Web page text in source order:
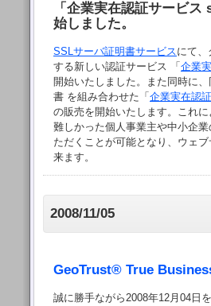
「企業実在認証サービ
始しました。
SSLサーバ証明書サービスにて、
する新しい認証サービス 「 企業
開始いたしました。また同時に
書 を組み合わせた「 企業実在認
の販売を開始いたします。これ
難しかった個人事業主や中小企
ただくことが可能となり、ウェ
来ます。
2008/11/05
GeoTrust® True
誠に勝手ながら2008年12月04日